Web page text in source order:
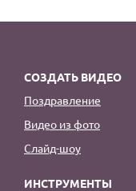
СОЗДАТЬ ВИДЕО
Поздравление
Видео из фото
Слайд-шоу
ИНСТРУМЕНТЫ